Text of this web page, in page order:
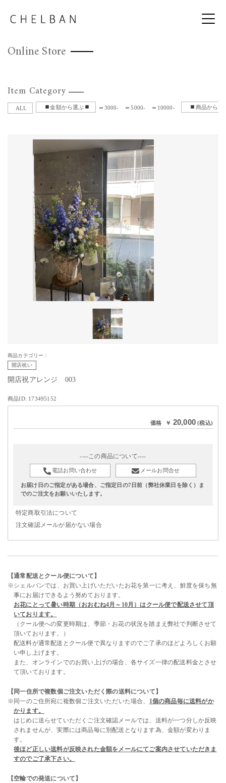
Online Store
Item Category
ALL 金額から選ぶ 3000- 5000- 10000- 商品から選
商品カテゴリー：
開店祝い
開店祝アレンジ 003
商品ID: 173495152
価格 ￥ 20,000 (税込)
----この商品について----
電話お問い合わせ メールお問合せ
お届け日のご指定がある場合、ご指定日の7日前（弊社休業日を除く）ま
でのご注文をお願いいたします。
特定商取引法について
注文確認メールが届かない場合
【通常配送とクール便について】
※シェルバンでは、お買い上げいただいたお花を第一に考え、鮮度を保ち無
事にお届けできるよう努めております。
お花にとって暑い時期（おおむね4月～10月）はクール便で配送させて頂
いております。
（クール便への変更時期は、季節・お花の状況を踏まえ弊社で判断させて
頂いております。）
配送料が通常配送とクール便で異なりますのでご了承のほどよろしくお願
い申し上げます。
また、オンラインでのお買い上げの場合、各サイズ一律の配送料金とさせ
て頂いております。
【同一住所で複数個ご注文いただく際の送料について】
※同一のご住所宛に複数個ご注文いただいた場合、 1個の商品毎に送料がか
かります。
はじめに送らせていただくご注文確認メールでは、送料が一つ分しか反映
されませんが、実際には商品毎に別配送となります為、金額が変わりま
す。
後ほど正しい送料が反映された金額をメールにてご案内させていただきま
すのでご了承下さい。
【空輸での発送について】